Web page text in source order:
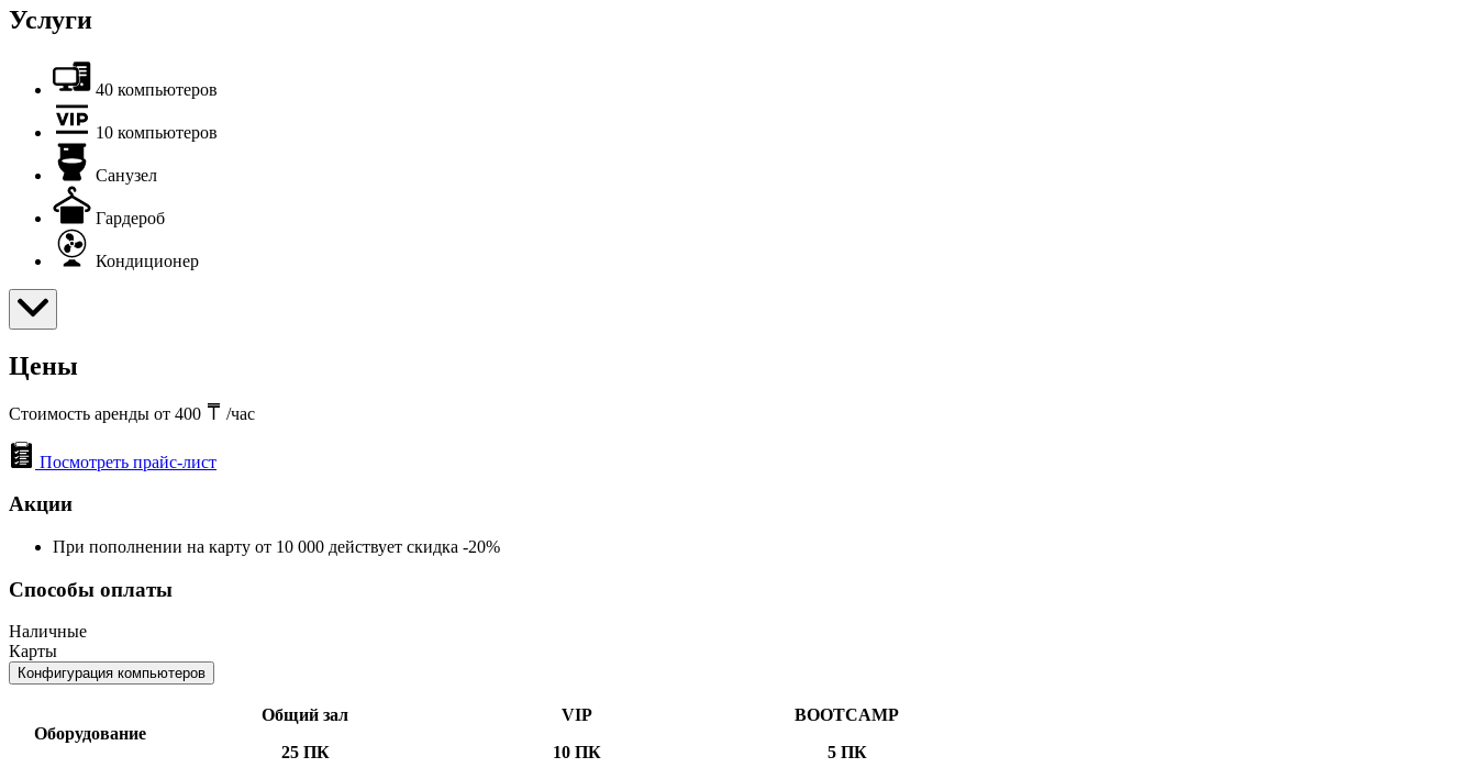
Услуги
40 компьютеров
10 компьютеров
Санузел
Гардероб
Кондиционер
Цены
Стоимость аренды от 400 /час
Посмотреть прайс-лист
Акции
При пополнении на карту от 10 000 действует скидка -20%
Способы оплаты
Наличные
Карты
Конфигурация компьютеров
Оборудование
Общий зал
25 ПК
VIP
10 ПК
BOOTCAMP
5 ПК